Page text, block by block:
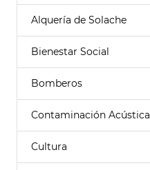
Alquería de Solache
Bienestar Social
Bomberos
Contaminación Acústica
Cultura